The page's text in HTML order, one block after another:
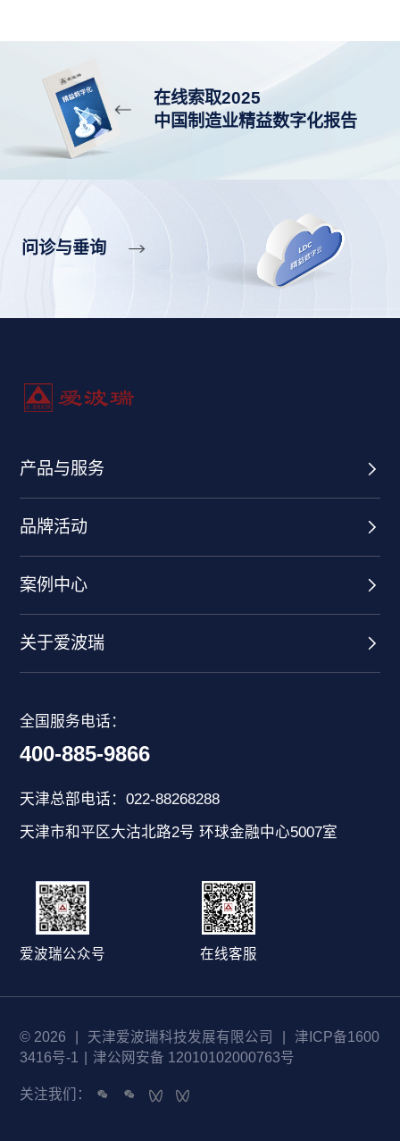
在线索取2025
中国制造业精益数字化报告
问诊与垂询
产品与服务
品牌活动
案例中心
关于爱波瑞
全国服务电话：
400-885-9866
天津总部电话：022-88268288
天津市和平区大沽北路2号 环球金融中心5007室
爱波瑞公众号 在线客服
© 2026 天津爱波瑞科技发展有限公司
津ICP备1600
3416号-1
津公网安备 12010102000763号
关注我们：